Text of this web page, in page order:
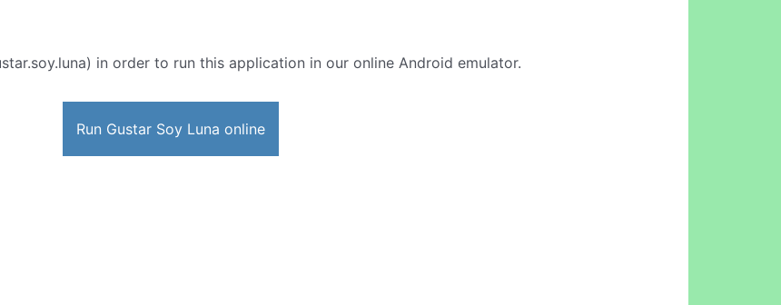
in order to run this application in our online Android emulator.
Run Gustar Soy Luna online